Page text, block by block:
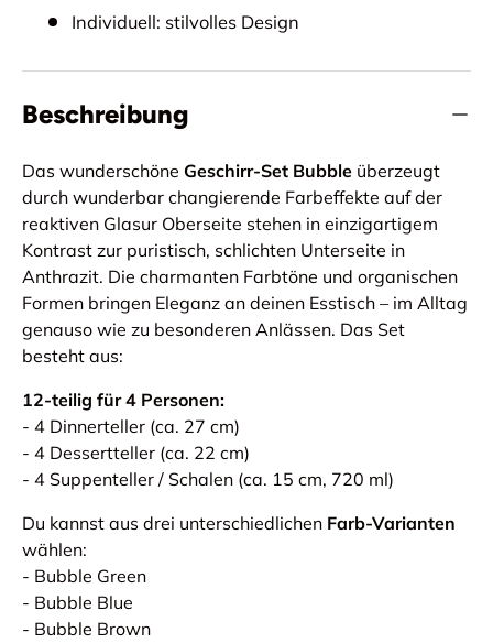
Individuell: stilvolles Design
Beschreibung
Das wunderschöne Geschirr-Set Bubble überzeugt
durch wunderbar changierende Farbeffekte auf der
reaktiven Glasur Oberseite stehen in einzigartigem
Kontrast zur puristisch, schlichten Unterseite in
Anthrazit. Die charmanten Farbtöne und organischen
Formen bringen Eleganz an deinen Esstisch – im Alltag
genauso wie zu besonderen Anlässen. Das Set
besteht aus:
12-teilig für 4 Personen:
- 4 Dinnerteller (ca. 27 cm)
- 4 Dessertteller (ca. 22 cm)
- 4 Suppenteller / Schalen (ca. 15 cm, 720 ml)
Du kannst aus drei unterschiedlichen Farb-Varianten
wählen:
- Bubble Green
- Bubble Blue
- Bubble Brown